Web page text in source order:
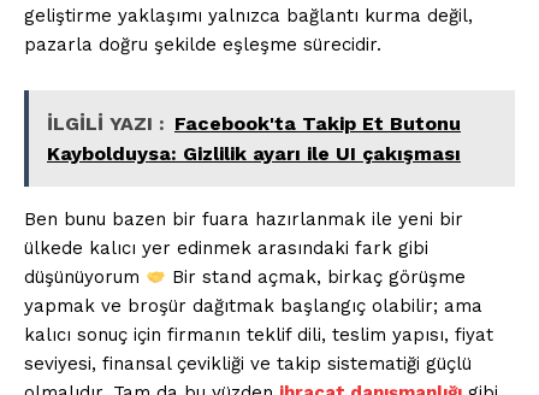
geliştirme yaklaşımı yalnızca bağlantı kurma değil,
pazarla doğru şekilde eşleşme sürecidir.
İLGİLİ YAZI : Facebook'ta Takip Et Butonu
Kaybolduysa: Gizlilik ayarı ile UI çakışması
Ben bunu bazen bir fuara hazırlanmak ile yeni bir
ülkede kalıcı yer edinmek arasındaki fark gibi
düşünüyorum
Bir stand açmak, birkaç görüşme
yapmak ve broşür dağıtmak başlangıç olabilir; ama
kalıcı sonuç için firmanın teklif dili, teslim yapısı, fiyat
seviyesi, finansal çevikliği ve takip sistematiği güçlü